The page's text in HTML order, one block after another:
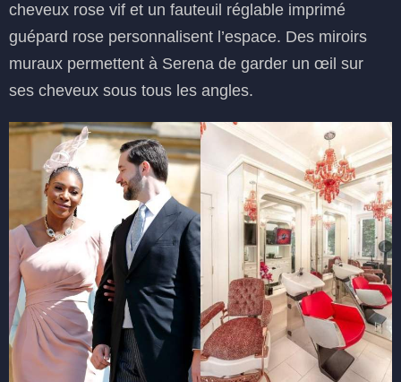
cheveux rose vif et un fauteuil réglable imprimé
guépard rose personnalisent l’espace. Des miroirs
muraux permettent à Serena de garder un œil sur
ses cheveux sous tous les angles.